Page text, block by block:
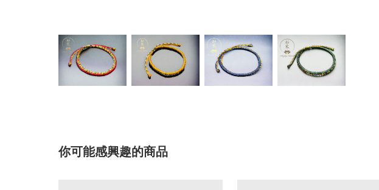
你可能感興趣的商品